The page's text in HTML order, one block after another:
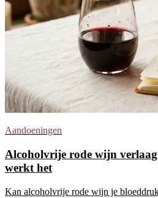
Aandoeningen
Alcoholvrije rode wijn
werkt het
Kan alcoholvrije rode wijn je